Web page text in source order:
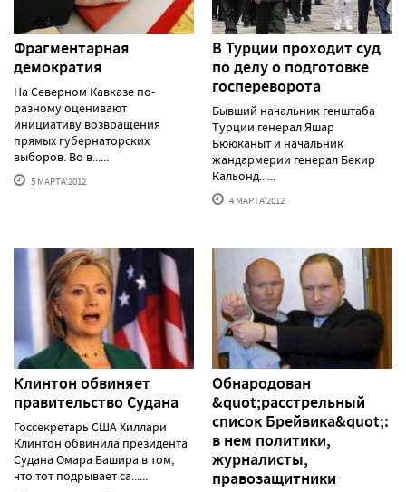
Фрагментарная
демократия
На Северном Кавказе по-
разному оценивают
инициативу возвращения
прямых губернаторских
выборов. Во в......
5 МАРТА'2012
В Турции проходит суд
по делу о подготовке
госпереворота
Бывший начальник генштаба
Турции генерал Яшар
Бююканыт и начальник
жандармерии генерал Бекир
Кальонд......
4 МАРТА'2012
Клинтон обвиняет
правительство Судана
Госсекретарь США Хиллари
Клинтон обвинила президента
Судана Омара Башира в том,
что тот подрывает са......
Обнародован
&quot;расстрельный
список Брейвика&quot;:
в нем политики,
журналисты,
правозащитники